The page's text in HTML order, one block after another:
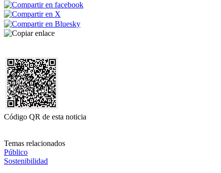
Código QR de esta noticia
Temas relacionados
Público
Sostenibilidad